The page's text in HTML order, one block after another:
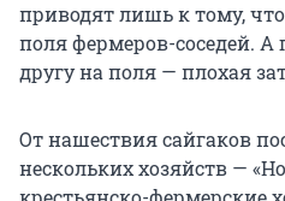
приводят лишь к тому,
поля фермеров-соседей. А
другу на поля — плохая
От нашествия сайгаков
нескольких хозяйств —